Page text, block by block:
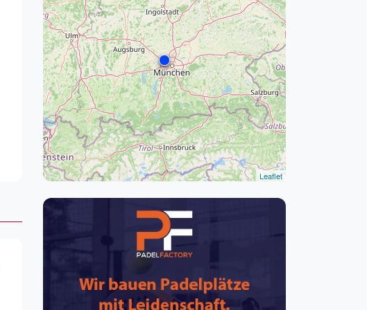
Leipzig
Dortmund
Essen
Leaflet